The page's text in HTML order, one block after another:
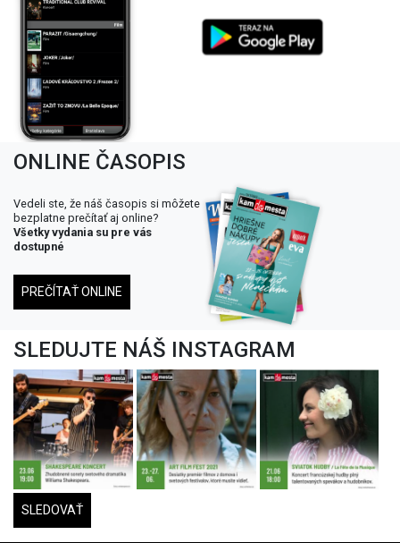
ONLINE ČASOPIS
Vedeli ste, že náš časopis si môžete
bezplatne prečítať aj online?
Všetky vydania su pre vás
dostupné
PREČÍTAŤ ONLINE
SLEDUJTE NÁŠ INSTAGRAM
SLEDOVAŤ